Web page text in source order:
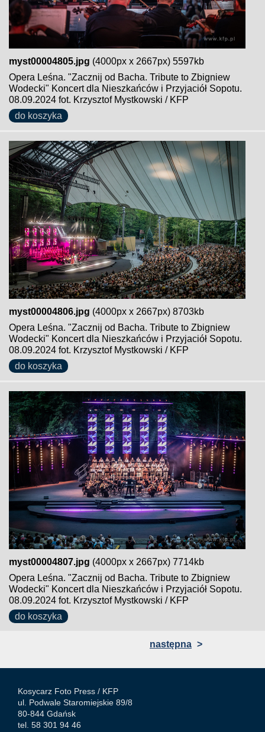
myst00004805.jpg (4000px x 2667px) 5597kb
Opera Leśna. "Zacznij od Bacha. Tribute to Zbigniew
Wodecki" Koncert dla Nieszkańców i Przyjaciół Sopotu.
08.09.2024 fot. Krzysztof Mystkowski / KFP
do koszyka
myst00004806.jpg (4000px x 2667px) 8703kb
Opera Leśna. "Zacznij od Bacha. Tribute to Zbigniew
Wodecki" Koncert dla Nieszkańców i Przyjaciół Sopotu.
08.09.2024 fot. Krzysztof Mystkowski / KFP
do koszyka
myst00004807.jpg (4000px x 2667px) 7714kb
Opera Leśna. "Zacznij od Bacha. Tribute to Zbigniew
Wodecki" Koncert dla Nieszkańców i Przyjaciół Sopotu.
08.09.2024 fot. Krzysztof Mystkowski / KFP
do koszyka
następna >
Kosycarz Foto Press / KFP
ul. Podwale Staromiejskie 89/8
80-844 Gdańsk
tel. 58 301 94 46